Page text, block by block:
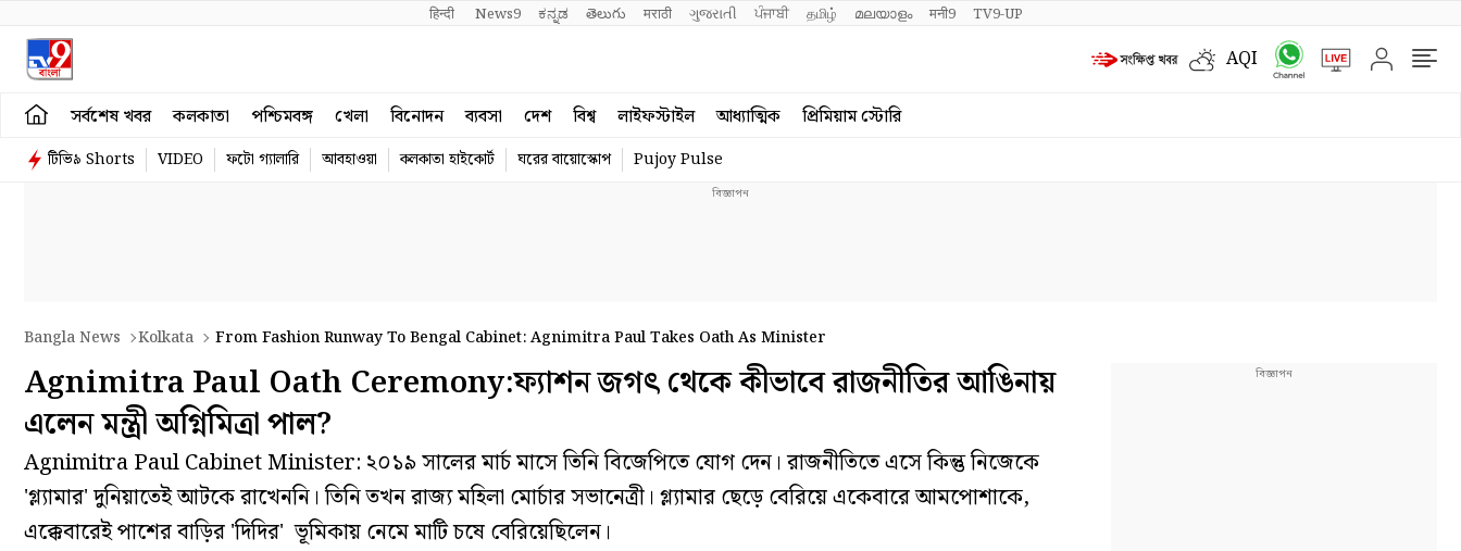
हिन्दी News9 ಕನ್ನಡ తెలుగు मराठी ગુજરાતી ਪੰਜਾਬੀ தமிழ் മലയാളം मनी9 TV9-UP
AQI
সর্বশেষ খবর কলকাতা পশ্চিমবঙ্গ খেলা বিনোদন ব্যবসা দেশ বিশ্ব লাইফস্টাইল আধ্যাত্মিক প্রিমিয়াম স্টোরি
টিভি৯ Shorts VIDEO ফটো গ্যালারি আবহাওয়া কলকাতা হাইকোর্ট ঘরের বায়োস্কোপ Pujoy Pulse
Bangla News Kolkata From Fashion Runway To Bengal Cabinet: Agnimitra Paul Takes Oath As Minister
Agnimitra Paul Oath Ceremony:ফ্যাশন জগৎ থেকে কীভাবে রাজনীতির আঙিনায়
এলেন মন্ত্রী অগ্নিমিত্রা পাল?
Agnimitra Paul Cabinet Minister: ২০১৯ সালের মার্চ মাসে তিনি বিজেপিতে যোগ দেন। রাজনীতিতে এসে কিন্তু নিজেকে
'গ্ল্যামার' দুনিয়াতেই আটকে রাখেননি। তিনি তখন রাজ্য মহিলা মোর্চার সভানেত্রী। গ্ল্যামার ছেড়ে বেরিয়ে একেবারে আমপোশাকে,
এক্কেবারেই পাশের বাড়ির 'দিদির' ভূমিকায় নেমে মাটি চষে বেরিয়েছিলেন।